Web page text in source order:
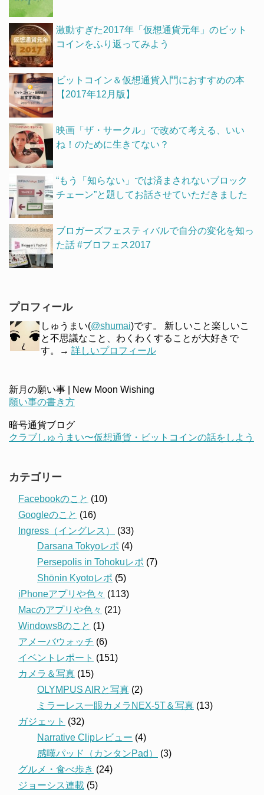
激動すぎた2017年「仮想通貨元年」のビット
コインをふり返ってみよう
ビットコイン＆仮想通貨入門におすすめの本
【2017年12月版】
映画「ザ・サークル」で改めて考える、いい
ね！のために生きてない？
“もう「知らない」では済まされないブロック
チェーン”と題してお話させていただきました
ブロガーズフェスティバルで自分の変化を知っ
た話 #ブロフェス2017
プロフィール
しゅうまい(@shumai)です。 新しいこと楽しいこ
と不思議なこと、わくわくすることが大好きで
す。→ 詳しいプロフィール
新月の願い事 | New Moon Wishing
願い事の書き方
暗号通貨ブログ
クラブしゅうまい〜仮想通貨・ビットコインの話をしよう
カテゴリー
Facebookのこと (10)
Googleのこと (16)
Ingress（イングレス）
(33)
Darsana Tokyoレポ (4)
Persepolis in Tohokuレポ (7)
Shōnin Kyotoレポ (5)
iPhoneアプリや色々 (113)
Macのアプリや色々 (21)
Windows8のこと (1)
アメーバウォッチ (6)
イベントレポート (151)
カメラ＆写真 (15)
OLYMPUS AIRと写真 (2)
ミラーレス一眼カメラNEX-5T＆写真 (13)
ガジェット (32)
Narrative Clipレビュー (4)
感嘆パッド（カンタンPad）
(3)
グルメ・食べ歩き (24)
ジョーシス連載 (5)